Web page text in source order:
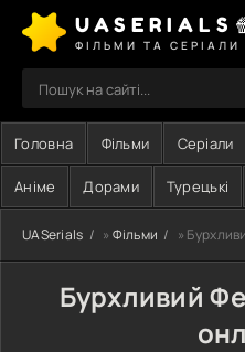
ФІЛЬМИ ТА СЕРІАЛИ
Головна Фільми Серіали
Аніме Дорами Турецькі
UASerials » Фільми »
Бурхливий